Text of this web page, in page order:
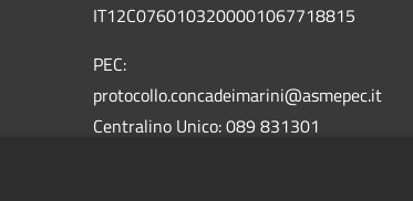
IT12C0760103200001067718815
PEC:
protocollo.concadeimarini@asmepec.it
Centralino Unico: 089 831301